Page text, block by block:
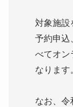
対象施設
予約申込
べてオン
なります
なお、令